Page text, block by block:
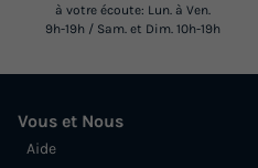
à votre écoute: Lun. à Ven.
9h-19h / Sam. et Dim. 10h-19h
Vous et Nous
Aide